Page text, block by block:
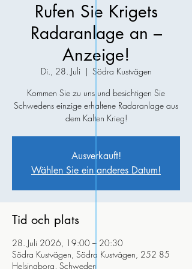
Rufen Sie Krigets
Radaranlage an –
Anzeige!
Di., 28. Juli
  |
Södra Kustvägen
Kommen Sie zu uns und besichtigen Sie
Schwedens einzige erhaltene Radaranlage aus
dem Kalten Krieg!
Ausverkauft!
Wählen Sie ein anderes Datum!
Tid och plats
28. Juli 2026, 19:00 – 20:30
Södra Kustvägen, Södra Kustvägen, 252 85
Helsingborg, Schweden